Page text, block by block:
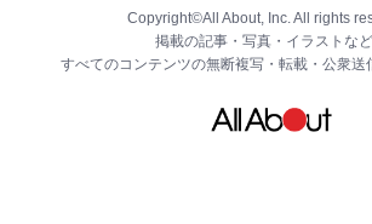
Copyright©All About, Inc. All rights
掲載の記事・写真・イラストなど
すべてのコンテンツの無断複写・転載・公衆送